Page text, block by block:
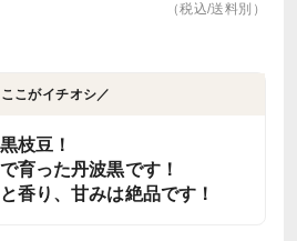
（税込/送料別）
こがイチオシ／
枝豆！
育った丹波黒です！
香り、甘みは絶品です！